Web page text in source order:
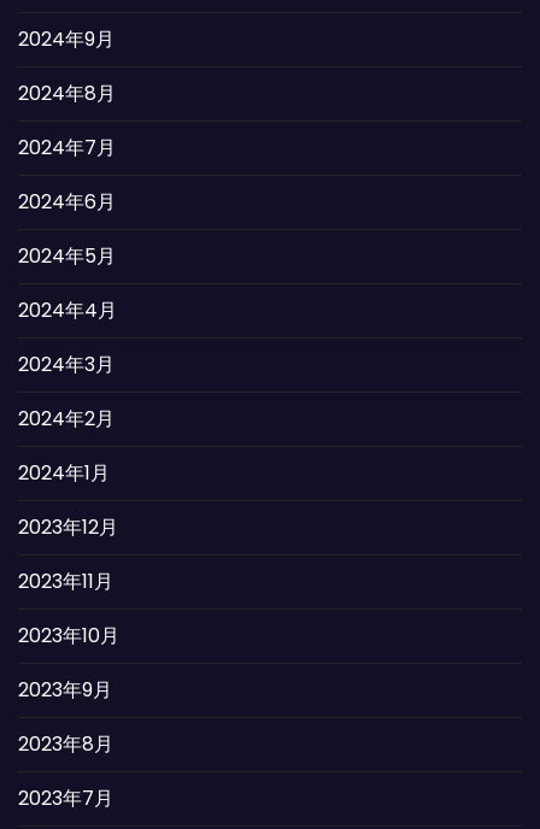
2024年9月
2024年8月
2024年7月
2024年6月
2024年5月
2024年4月
2024年3月
2024年2月
2024年1月
2023年12月
2023年11月
2023年10月
2023年9月
2023年8月
2023年7月